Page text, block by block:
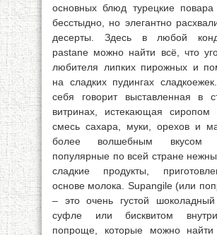
основных блюд турецкие
бесстыдно, но элегантно
десерты. Здесь в любой
pastane можно найти всё, что
любителя липких пирожных и
на сладких пудингах
себя говорит выставленная в
витринах, истекающая
смесь сахара, муки, орехов и
более волшебным вкусом
популярные по всей стране
сладкие продукты,
основе молока. Supangile (или
– это очень густой
суфле или бисквитом
попроще, которые можно